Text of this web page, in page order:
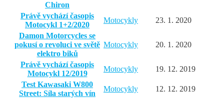
Chiron
Právě vychází časopis
Motocykl 1+2/2020
Motocykly
23. 1. 2020
Damon Motorcycles se
pokusí o revoluci ve světě
elektro biků
Motocykly 20. 1. 2020
Právě vychází časopis
Motocykl 12/2019
Motocykly
19. 12. 2019
Test Kawasaki W800
Street: Síla starých vín
Motocykly
12. 12. 2019